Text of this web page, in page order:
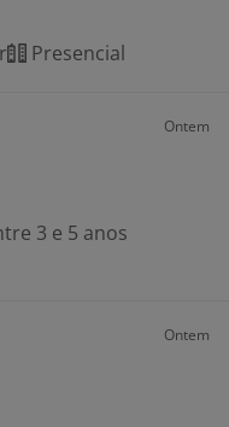
Presencial
Ontem
3 e 5 anos
Ontem